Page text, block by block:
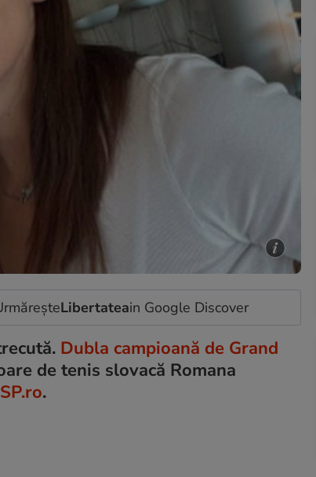
Libertateain Google Discover
Dubla campioană de Grand
de tenis slovacă Romana
.